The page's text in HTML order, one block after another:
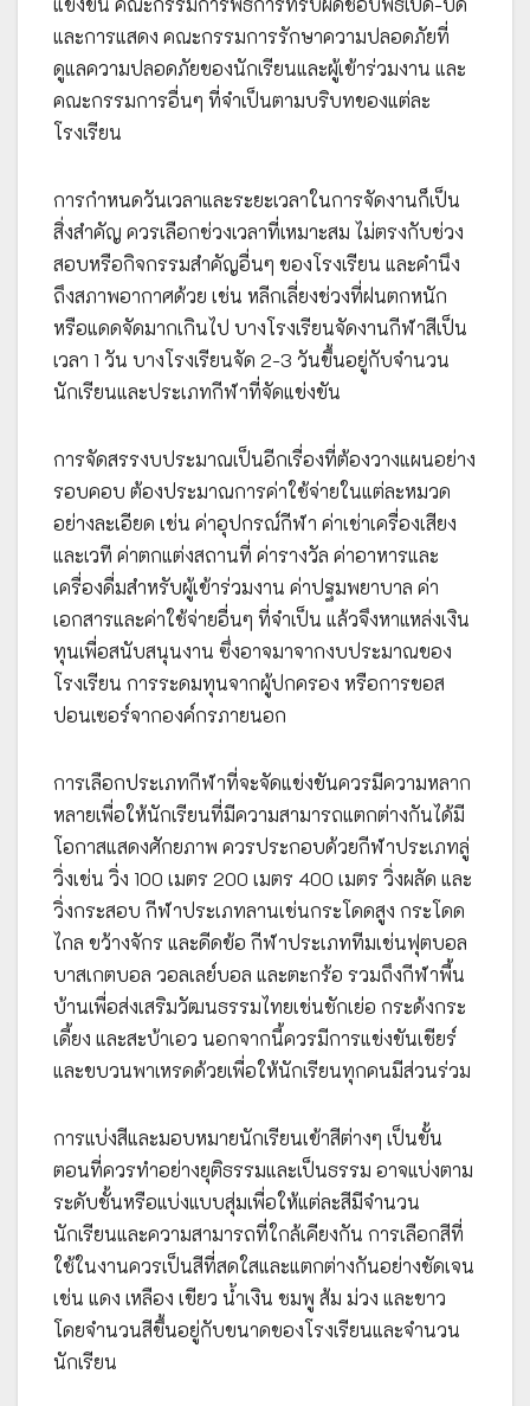
และการแสดง คณะกรรมการรักษาความปลอดภัยที่
ดูแลความปลอดภัยของนักเรียนและผู้เข้าร่วมงาน และ
คณะกรรมการอื่นๆ ที่จำเป็นตามบริบทของแต่ละ
โรงเรียน
การกำหนดวันเวลาและระยะเวลาในการจัดงานก็เป็น
สิ่งสำคัญ ควรเลือกช่วงเวลาที่เหมาะสม ไม่ตรงกับช่วง
สอบหรือกิจกรรมสำคัญอื่นๆ ของโรงเรียน และคำนึง
ถึงสภาพอากาศด้วย เช่น หลีกเลี่ยงช่วงที่ฝนตกหนัก
หรือแดดจัดมากเกินไป บางโรงเรียนจัดงานกีฬาสีเป็น
เวลา 1 วัน บางโรงเรียนจัด 2-3 วันขึ้นอยู่กับจำนวน
นักเรียนและประเภทกีฬาที่จัดแข่งขัน
การจัดสรรงบประมาณเป็นอีกเรื่องที่ต้องวางแผนอย่าง
รอบคอบ ต้องประมาณการค่าใช้จ่ายในแต่ละหมวด
อย่างละเอียด เช่น ค่าอุปกรณ์กีฬา ค่าเช่าเครื่องเสียง
และเวที ค่าตกแต่งสถานที่ ค่ารางวัล ค่าอาหารและ
เครื่องดื่มสำหรับผู้เข้าร่วมงาน ค่าปฐมพยาบาล ค่า
เอกสารและค่าใช้จ่ายอื่นๆ ที่จำเป็น แล้วจึงหาแหล่งเงิน
ทุนเพื่อสนับสนุนงาน ซึ่งอาจมาจากงบประมาณของ
โรงเรียน การระดมทุนจากผู้ปกครอง หรือการขอส
ปอนเซอร์จากองค์กรภายนอก
การเลือกประเภทกีฬาที่จะจัดแข่งขันควรมีความหลาก
หลายเพื่อให้นักเรียนที่มีความสามารถแตกต่างกันได้มี
โอกาสแสดงศักยภาพ ควรประกอบด้วยกีฬาประเภทลู่
วิ่งเช่น วิ่ง 100 เมตร 200 เมตร 400 เมตร วิ่งผลัด และ
วิ่งกระสอบ กีฬาประเภทลานเช่นกระโดดสูง กระโดด
ไกล ขว้างจักร และดีดข้อ กีฬาประเภททีมเช่นฟุตบอล
บาสเกตบอล วอลเลย์บอล และตะกร้อ รวมถึงกีฬาพื้น
บ้านเพื่อส่งเสริมวัฒนธรรมไทยเช่นชักเย่อ กระด้งกระ
เดี้ยง และสะบ้าเอว นอกจากนี้ควรมีการแข่งขันเชียร์
และขบวนพาเหรดด้วยเพื่อให้นักเรียนทุกคนมีส่วนร่วม
การแบ่งสีและมอบหมายนักเรียนเข้าสีต่างๆ เป็นขั้น
ตอนที่ควรทำอย่างยุติธรรมและเป็นธรรม อาจแบ่งตาม
ระดับชั้นหรือแบ่งแบบสุ่มเพื่อให้แต่ละสีมีจำนวน
นักเรียนและความสามารถที่ใกล้เคียงกัน การเลือกสีที่
ใช้ในงานควรเป็นสีที่สดใสและแตกต่างกันอย่างชัดเจน
เช่น แดง เหลือง เขียว น้ำเงิน ชมพู ส้ม ม่วง และขาว
โดยจำนวนสีขึ้นอยู่กับขนาดของโรงเรียนและจำนวน
นักเรียน